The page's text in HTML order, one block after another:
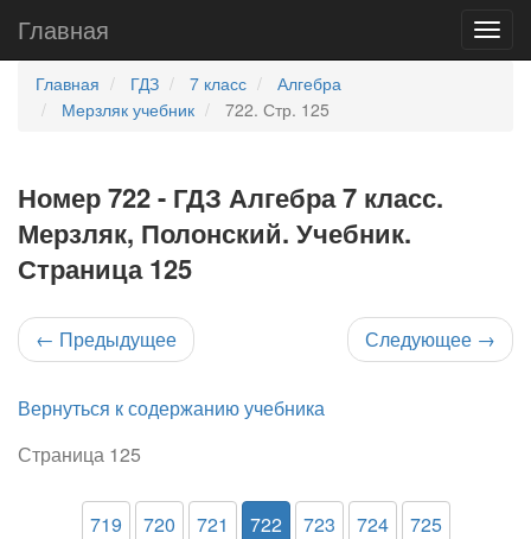
Главная
Главная ГДЗ 7 класс
Алгебра
Мерзляк учебник
722. Стр. 125
Номер 722 - ГДЗ Алгебра 7 класс.
Мерзляк, Полонский. Учебник.
Страница 125
← Предыдущее Следующее →
Вернуться к содержанию учебника
Страница 125
719 720 721 722 723 724 725